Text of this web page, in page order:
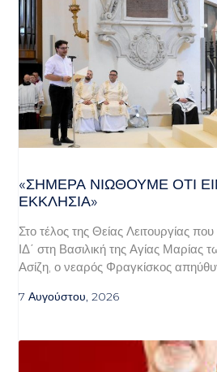
«ΣΉΜΕΡΑ ΝΙΏΘΟΥΜΕ ΌΤΙ
ΕΚΚΛΗΣΊΑ»
Στο τέλος της Θείας Λειτουργίας
ΙΔ΄ στη Βασιλική της Αγίας Μαρίας
Ασίζη, ο νεαρός Φραγκίσκος
7 Αυγούστου, 2026